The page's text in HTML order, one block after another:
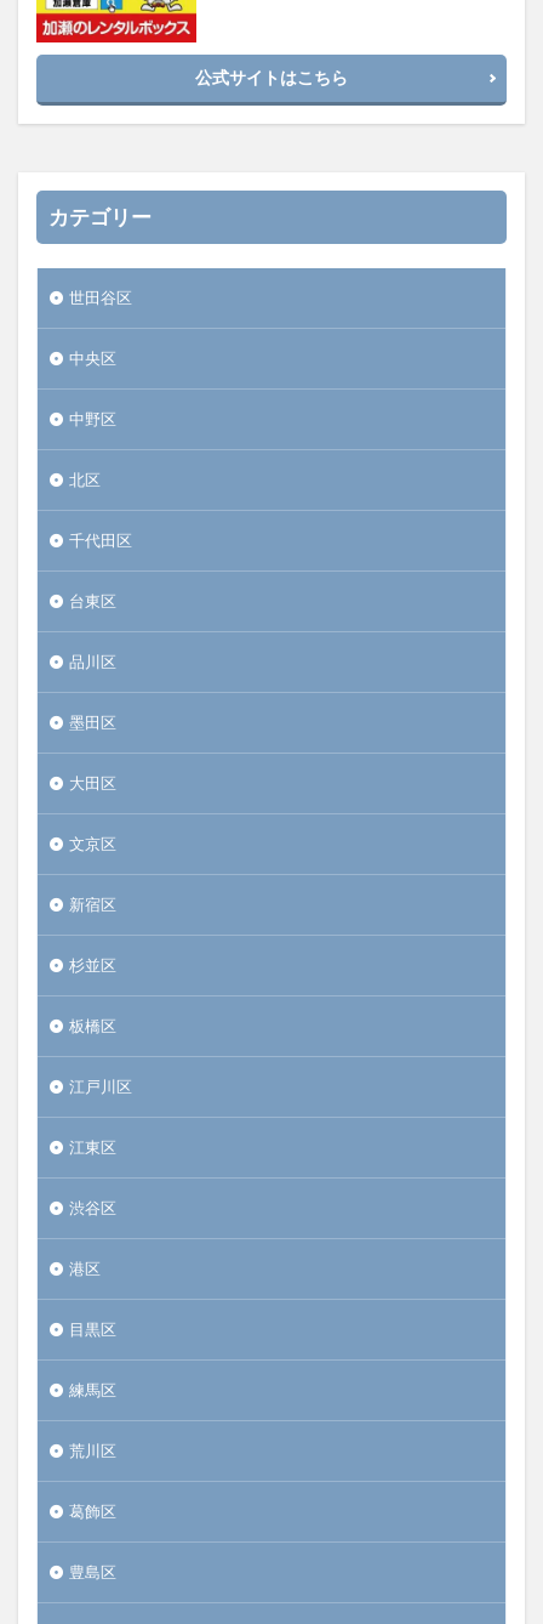
公式サイトはこちら
カテゴリー
世田谷区
中央区
中野区
北区
千代田区
台東区
品川区
墨田区
大田区
文京区
新宿区
杉並区
板橋区
江戸川区
江東区
渋谷区
港区
目黒区
練馬区
荒川区
葛飾区
豊島区